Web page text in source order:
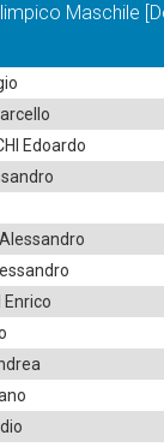
Maschile
Edoardo
Enrico